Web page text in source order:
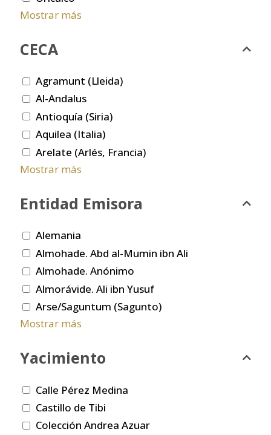
Mostrar más
CECA
Agramunt (Lleida)
Al-Andalus
Antioquía (Siria)
Aquilea (Italia)
Arelate (Arlés, Francia)
Mostrar más
Entidad Emisora
Alemania
Almohade. Abd al-Mumin ibn Ali
Almohade. Anónimo
Almorávide. Ali ibn Yusuf
Arse/Saguntum (Sagunto)
Mostrar más
Yacimiento
Calle Pérez Medina
Castillo de Tibi
Colección Andrea Azuar